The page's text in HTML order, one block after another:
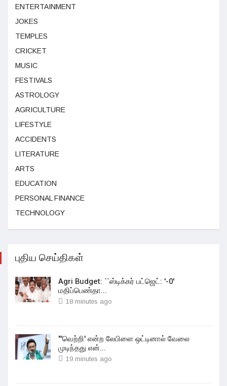
ENTERTAINMENT
JOKES
TEMPLES
CRICKET
MUSIC
FESTIVALS
ASTROLOGY
AGRICULTURE
LIFESTYLE
ACCIDENTS
LITERATURE
ARTS
EDUCATION
PERSONAL FINANCE
TECHNOLOGY
புதிய செய்திகள்
Agri Budget: ``ஸ்டிக்கர் பட்ஜெட்: '-0'
மதிப்பெண்தா...
18 minutes ago
"'வெற்றி' என்ற லேபிளை ஒட்டினால் வேலை
முடிந்தது என்...
19 minutes ago